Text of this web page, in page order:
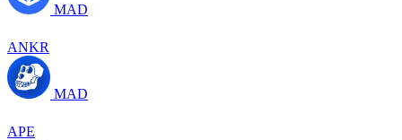
MAD
ANKR
MAD
APE